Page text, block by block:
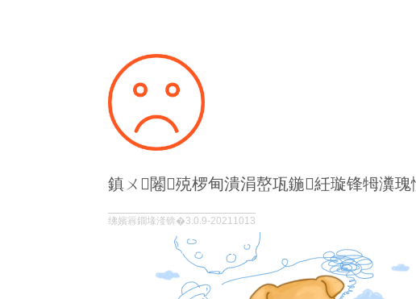
鎮ㄨ闂殑椤甸潰涓嶅瓨鍦紝璇锋牳瀵
绋嬪簭鐗堟湰锛�3.0.9-20211013